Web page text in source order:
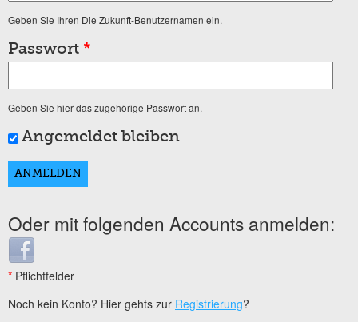
Geben Sie Ihren Die Zukunft-Benutzernamen ein.
Passwort *
Geben Sie hier das zugehörige Passwort an.
Angemeldet bleiben
Oder mit folgenden Accounts anmelden:
Login with Facebook
* Pflichtfelder
Noch kein Konto? Hier gehts zur Registrierung?